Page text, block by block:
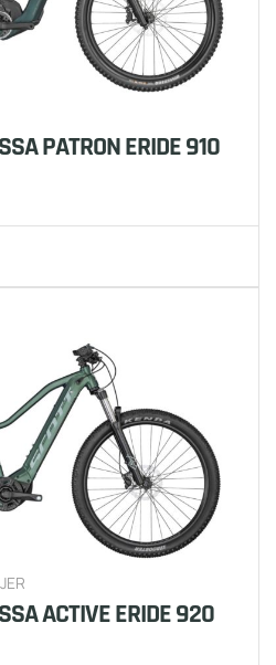
PATRON ERIDE 910
ACTIVE ERIDE 920